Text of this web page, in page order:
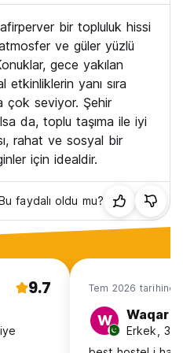
bir ücret karşılığında
30 Eylül'e kadar açıktır.
arasında personel
çıkış ise ayrılacağınız
On iki saate kadar ücretsiz
bir topluluk hissi
ve güler yüzlü
gece yakılan
yanı sıra
çok seviyor. Şehir
da, toplu taşıma ile iyi
rahat ve sosyal bir
için idealdir.
faydalı oldu mu?
9.7 Tem 2026 tarihinde
W Waqar
Erkek,